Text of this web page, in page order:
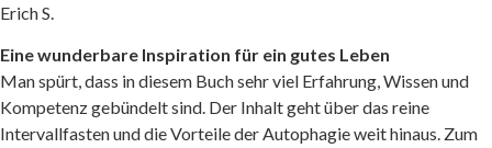
Erich S.
Eine wunderbare Inspiration für ein gutes Leben
Man spürt, dass in diesem Buch sehr viel Erfahrung, Wissen und
Kompetenz gebündelt sind. Der Inhalt geht über das reine
Intervallfasten und die Vorteile der Autophagie weit hinaus. Zum